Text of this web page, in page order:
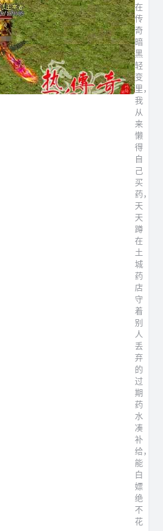
在
传
奇
暗
黑
轻
变
里，
我
从
来
懒
得
自
己
买
药，
天
天
蹲
在
土
城
药
店
守
着
别
人
丢
弃
的
过
期
药
水
凑
补
给，
能
白
嫖
绝
不
花